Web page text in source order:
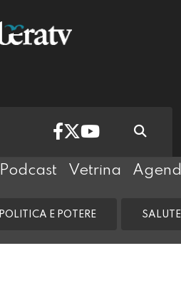
Podcast Vetrina
POLITICA E POTERE